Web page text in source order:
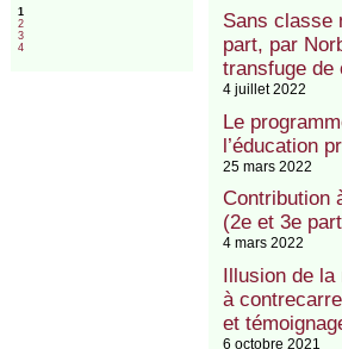
1
2
3
4
Sans classe
part, par
transfuge de
4 juillet 2022
Le
l’éducation
25 mars 2022
Contribution
(2e et 3e
4 mars 2022
Illusion de
à
et
6 octobre 2021